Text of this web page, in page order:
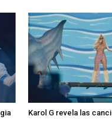
Karol G revela las